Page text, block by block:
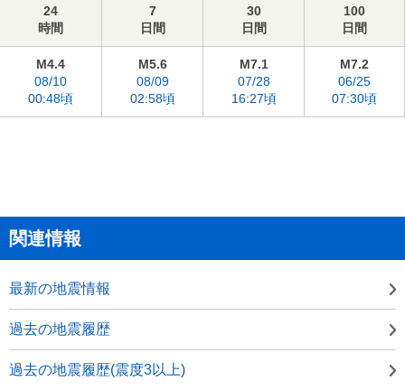
24
時間
7
日間
30
日間
100
日間
M4.4
08/10
00:48頃
M5.6
08/09
02:58頃
M7.1
07/28
16:27頃
M7.2
06/25
07:30頃
関連情報
最新の地震情報
過去の地震履歴
過去の地震履歴(震度3以上)